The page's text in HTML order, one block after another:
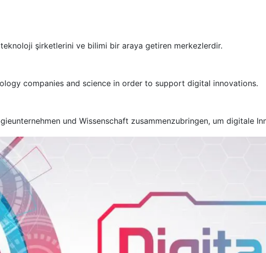
şirketlerini ve bilimi bir araya getiren merkezlerdir.
companies and science in order to support digital innovations.
und Wissenschaft zusammenzubringen, um digitale